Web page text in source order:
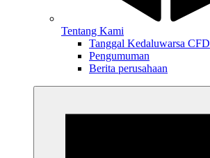
Tentang Kami
Tanggal Kedaluwarsa CFD
Pengumuman
Berita perusahaan